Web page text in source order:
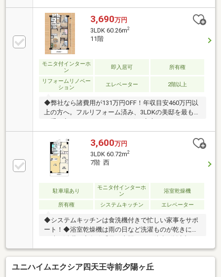
て・お車でのご来場も可能です。周辺のコインパーキ
ングまでご案内致しますので、担当者にお声がけくだ
さい。・キッズスペースもございますので、小さなお
子様がいらっしゃるご家庭もお気軽にご来場くださ
い！【営業日】定休日はございません。水曜日も営業
しております。【営業時間】10：00～19：00※上記時
間はお電話が繋がりやすくなっております。・リフォ
ーム担当、ローン担当が居ておりますので、何でも気
軽にご相談いただけます！
3,690万円
3LDK 60.26m2
11階
モニタ付インターホ
ン
即入居可 所有権
リフォームリノベー
ション
エレベーター 2階以上
◆弊社なら諸費用が131万円OFF！年収目安460万円以
上の方へ。フルリフォーム済み、3LDKの美邸を最も賢
こい営業一切ありません。
3,600万円
3LDK 60.72m2
7階 西
駐車場あり
モニタ付インターホ
ン
浴室乾燥機
所有権 システムキッチン エレベーター
◆システムキッチンは食洗機付きで忙しい家事をサポ
ート！◆浴室乾燥機は雨の日など洗濯ものが乾きにく
便利な立地！
ユニハイムエクシア四天王寺前夕陽ヶ丘